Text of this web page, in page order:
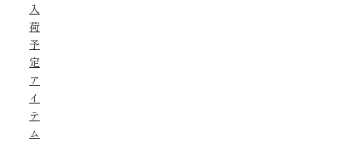
入
荷
予
定
ア
イ
テ
ム